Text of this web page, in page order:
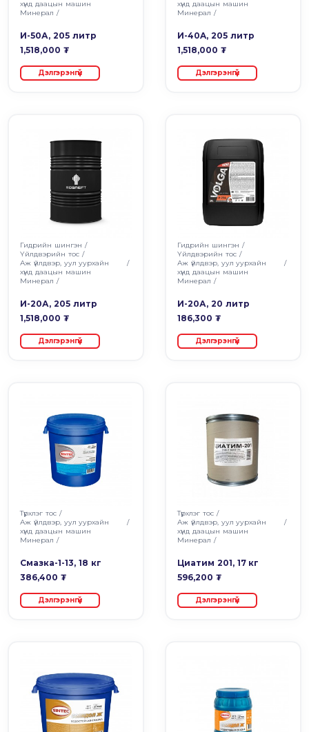
хүнд даацын машин
Минерал /
И-50А, 205 литр
1,518,000 ₮
Дэлгэрэнгүй
хүнд даацын машин
Минерал /
И-40A, 205 литр
1,518,000 ₮
Дэлгэрэнгүй
Гидрийн шингэн /
Үйлдвэрийн тос /
Аж үйлдвэр, уул уурхайн
хүнд даацын машин
/
Минерал /
И-20А, 205 литр
1,518,000 ₮
Дэлгэрэнгүй
Гидрийн шингэн /
Үйлдвэрийн тос /
Аж үйлдвэр, уул уурхайн
хүнд даацын машин
/
Минерал /
И-20А, 20 литр
186,300 ₮
Дэлгэрэнгүй
Түрхлэг тос /
Аж үйлдвэр, уул уурхайн
хүнд даацын машин
/
Минерал /
Смазка-1-13, 18 кг
386,400 ₮
Дэлгэрэнгүй
Түрхлэг тос /
Аж үйлдвэр, уул уурхайн
хүнд даацын машин
/
Минерал /
Циатим 201, 17 кг
596,200 ₮
Дэлгэрэнгүй